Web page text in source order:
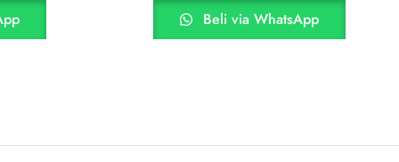
WhatsApp Beli via WhatsApp